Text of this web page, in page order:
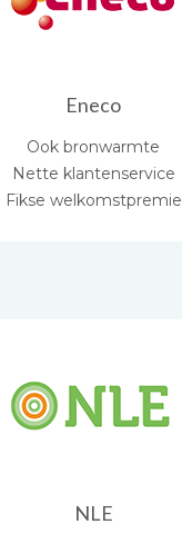
Eneco
Ook bronwarmte
Nette klantenservice
Fikse welkomstpremie
NLE